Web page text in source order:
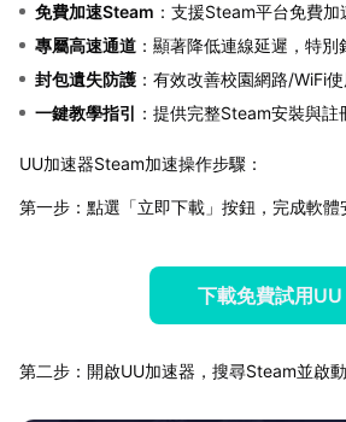
免費加速Steam ：支援Steam平台免費加
專屬高速通道 ：顯著降低連線延遲，特
封包遺失防護 ：有效改善校園網路/WiFi
一鍵教學指引 ：提供完整Steam安裝與註
UU加速器Steam加速操作步驟：
第一步：點選「立即下載」按鈕，完成軟體
下載免費試用UU
第二步：開啟UU加速器，搜尋Steam並啟動